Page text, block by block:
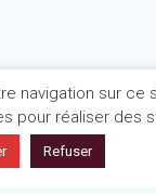
de confidentialité
navigation sur ce
pour réaliser des
Refuser